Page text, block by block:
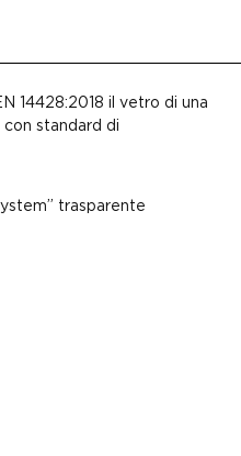
14428:2018 il vetro di una
standard di
trasparente